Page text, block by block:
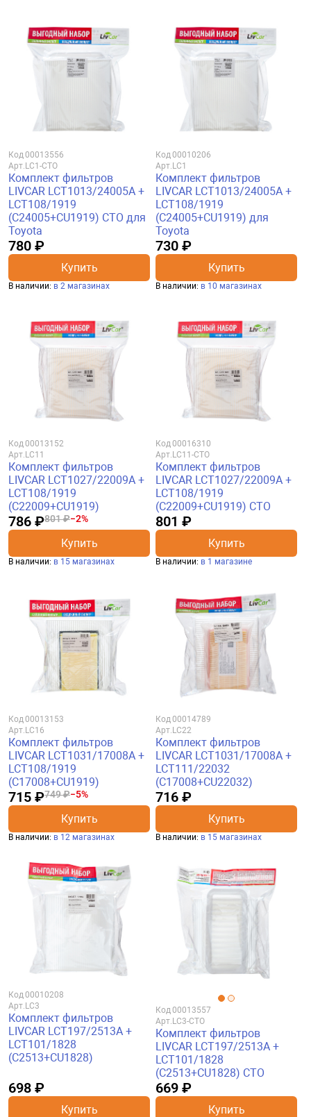
Код00013556
Арт. LC1-CTO
Комплект фильтров
LIVCAR LCT1013/24005A +
LCT108/1919
(C24005+CU1919) CTO для
Toyota
780 ₽
Купить
В наличии: в 2 магазинах
Код00010206
Арт. LC1
Комплект фильтров
LIVCAR LCT1013/24005A +
LCT108/1919
(C24005+CU1919) для
Toyota
730 ₽
Купить
В наличии: в 10 магазинах
Код00013152
Арт. LC11
Комплект фильтров
LIVCAR LCT1027/22009A +
LCT108/1919
(C22009+CU1919)
786 ₽801 ₽−2%
Купить
В наличии: в 15 магазинах
Код00016310
Арт. LC11-CTO
Комплект фильтров
LIVCAR LCT1027/22009A +
LCT108/1919
(C22009+CU1919) CTO
801 ₽
Купить
В наличии: в 1 магазине
Код00013153
Арт. LC16
Комплект фильтров
LIVCAR LCT1031/17008A +
LCT108/1919
(C17008+CU1919)
715 ₽749 ₽−5%
Купить
В наличии: в 12 магазинах
Код00014789
Арт. LC22
Комплект фильтров
LIVCAR LCT1031/17008A +
LCT111/22032
(C17008+CU22032)
716 ₽
Купить
В наличии: в 15 магазинах
Код00010208
Арт. LC3
Комплект фильтров
LIVCAR LCT197/2513A +
LCT101/1828
(C2513+CU1828)
698 ₽
Купить
Код00013557
Арт. LC3-CTO
Комплект фильтров
LIVCAR LCT197/2513A +
LCT101/1828
(C2513+CU1828) CTO
669 ₽
Купить